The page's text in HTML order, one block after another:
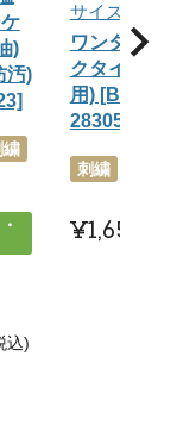
)
汚)
繍
込
サイズフリー
ワンタッチ
クタイ(男女
用) [BNUN-
28305]
刺繍
¥1,650